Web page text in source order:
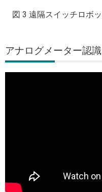
図 3 遠隔スイッチロボ
アナログメーター認